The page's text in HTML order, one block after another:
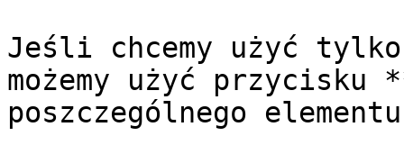
Jeśli chcemy użyć
możemy użyć przycisku
poszczególnego